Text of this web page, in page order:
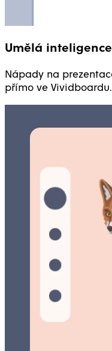
Umělá inteligence
Nápady na
přímo ve Vividboardu.